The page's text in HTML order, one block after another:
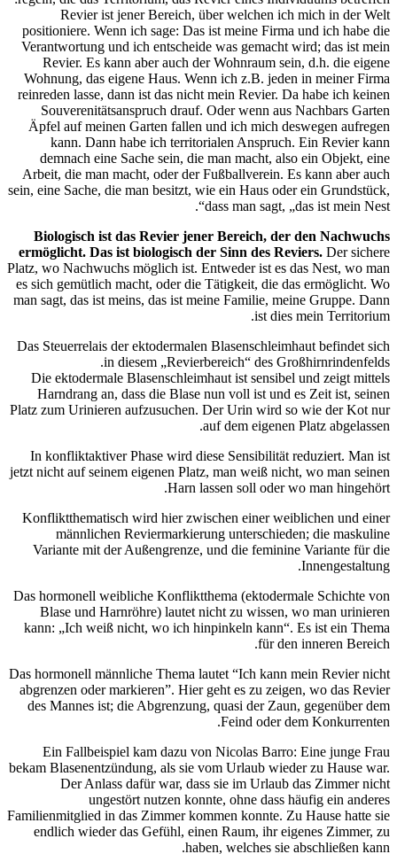
Revier ist
positioniere. Wenn
Verantwortung und
Revier. Es kann
Wohnung, das
reinreden lasse,
Äpfel auf meinen
kann. Dann
demnach eine
Arbeit, die man
sein, eine Sache, die
Biologisch ist
ermöglicht. Das ist
Platz, wo Nachwuchs
es sich gemütlich
man sagt, das ist
Das Steuerrelais der
in
Die ektodermale
Harndrang an,
Platz zum Urinieren
In konfliktaktiver
jetzt nicht auf seinem
Konfliktthematisch
männlichen
Variante mit der
Das hormonell
Blase und
kann: „Ich weiß
Das hormonell
abgrenzen oder
des Mannes ist; die
Ein Fallbeispiel
bekam
Der Anlass
Familienmitglied in
endlich wieder